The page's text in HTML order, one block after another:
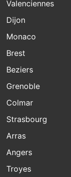
Valenciennes
Dijon
Monaco
Brest
Beziers
Grenoble
Colmar
Strasbourg
Arras
Angers
Troyes